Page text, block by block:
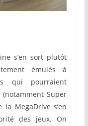
s’en sort plutôt
émulés à
qui pourraient
Super
la MegaDrive s’en
des jeux. On